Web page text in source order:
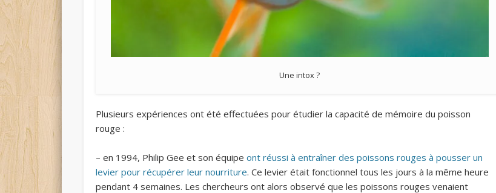
Une intox ?
Plusieurs expériences ont été effectuées pour étudier la capacité de mémoire du poisson
rouge :
– en 1994, Philip Gee et son équipeont réussi à entraîner des poissons rouges à pousser un
levier pour récupérer leur nourriture. Ce levier était fonctionnel tous les jours à la même heure
pendant 4 semaines. Les chercheurs ont alors observé que les poissons rouges venaient